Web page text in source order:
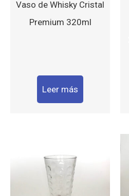
Vaso de Whisky Cristal
Premium 320ml
Leer más